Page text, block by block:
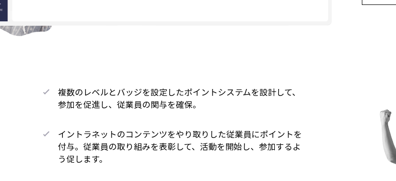
複数のレベルとバッジを設定したポイントシステムを設計して、
参加を促進し、従業員の関与を確保。
イントラネットのコンテンツをやり取りした従業員にポイントを
付与。従業員の取り組みを表彰して、活動を開始し、参加するよ
う促します。